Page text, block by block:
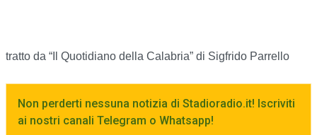
tratto da “Il Quotidiano della Calabria” di Sigfrido Parrello
Non perderti nessuna notizia di Stadioradio.it! Iscriviti
ai nostri canali Telegram o Whatsapp!